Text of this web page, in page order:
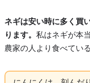
ネギは安い時に多く買
ります。 私はネギが本
農家の人より食べてい